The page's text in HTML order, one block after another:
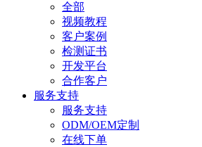
全部
视频教程
客户案例
检测证书
开发平台
合作客户
服务支持
服务支持
ODM/OEM定制
在线下单